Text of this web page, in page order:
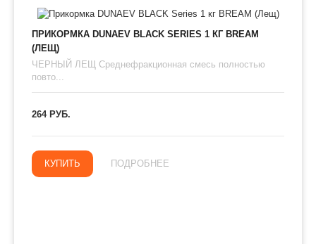
ПРИКОРМКА DUNAEV BLACK SERIES 1 КГ BREAM
(ЛЕЩ)
ЧЕРНЫЙ ЛЕЩ Среднефракционная смесь полностью
повто...
264 РУБ.
КУПИТЬ ПОДРОБНЕЕ